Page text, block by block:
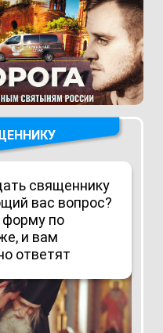
священнику
вас вопрос?
форму по
и вам
ответят